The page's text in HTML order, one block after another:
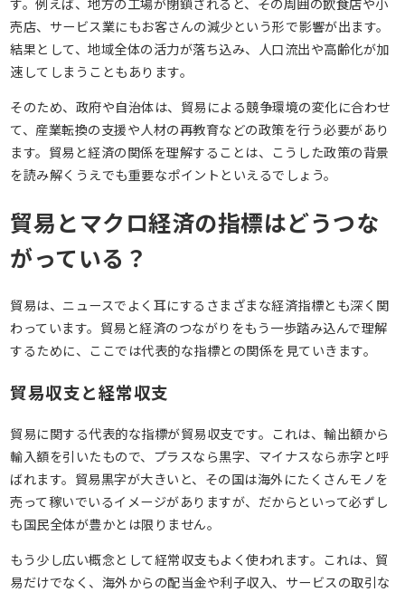
売店、サービス業にもお客さんの減少という形で影響が出ます。
結果として、地域全体の活力が落ち込み、人口流出や高齢化が加
速してしまうこともあります。
そのため、政府や自治体は、貿易による競争環境の変化に合わせ
て、産業転換の支援や人材の再教育などの政策を行う必要があり
ます。貿易と経済の関係を理解することは、こうした政策の背景
を読み解くうえでも重要なポイントといえるでしょう。
貿易とマクロ経済の指標はどうつな
がっている？
貿易は、ニュースでよく耳にするさまざまな経済指標とも深く関
わっています。貿易と経済のつながりをもう一歩踏み込んで理解
するために、ここでは代表的な指標との関係を見ていきます。
貿易収支と経常収支
貿易に関する代表的な指標が貿易収支です。これは、輸出額から
輸入額を引いたもので、プラスなら黒字、マイナスなら赤字と呼
ばれます。貿易黒字が大きいと、その国は海外にたくさんモノを
売って稼いでいるイメージがありますが、だからといって必ずし
も国民全体が豊かとは限りません。
もう少し広い概念として経常収支もよく使われます。これは、貿
易だけでなく、海外からの配当金や利子収入、サービスの取引な